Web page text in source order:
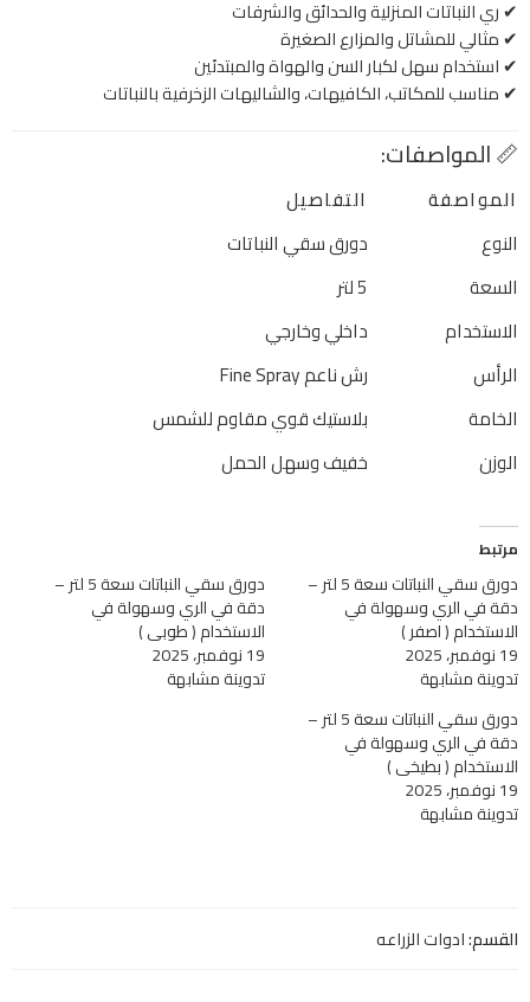
✔ ري النباتات المنزلية والحدائق والشرفات
✔ مثالي للمشاتل والمزارع الصغيرة
✔ استخدام سهل لكبار السن والهواة والمبتدئين
✔ مناسب للمكاتب، الكافيهات، والشاليهات الزخرفية بالنباتات
📏 المواصفات:
المواصفة
التفاصيل
النوع
دورق سقي النباتات
السعة
5 لتر
الاستخدام
داخلي وخارجي
الرأس
رش ناعم Fine Spray
الخامة
بلاستيك قوي مقاوم للشمس
الوزن
خفيف وسهل الحمل
مرتبط
دورق سقي النباتات سعة 5 لتر –
دقة في الري وسهولة في
الاستخدام ( اصفر )
19 نوفمبر، 2025
تدوينة مشابهة
دورق سقي النباتات سعة 5 لتر –
دقة في الري وسهولة في
الاستخدام ( طوبي )
19 نوفمبر، 2025
تدوينة مشابهة
دورق سقي النباتات سعة 5 لتر –
دقة في الري وسهولة في
الاستخدام ( بطيخي )
19 نوفمبر، 2025
تدوينة مشابهة
القسم:ادوات الزراعه